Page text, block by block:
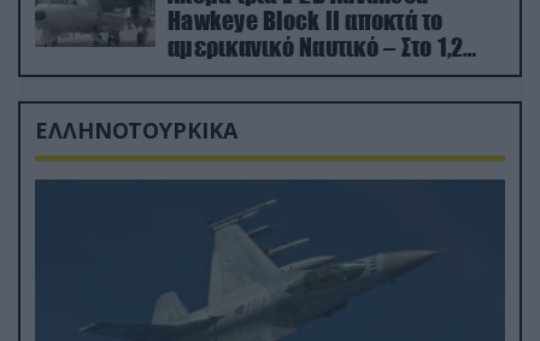
Hawkeye Block II αποκτά το
αμερικανικό Ναυτικό – Στο 1,2
δισ.δολάρια το κόστος
ΕΛΛΗΝΟΤΟΥΡΚΙΚΑ